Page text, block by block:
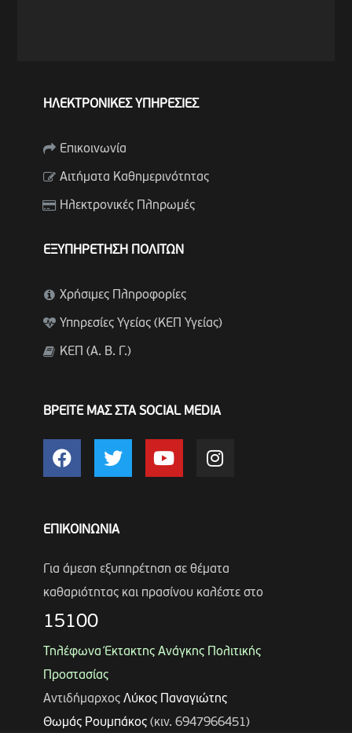
ΗΛΕΚΤΡΟΝΙΚΕΣ ΥΠΗΡΕΣΙΕΣ
Επικοινωνία
Αιτήματα Καθημερινότητας
Ηλεκτρονικές Πληρωμές
ΕΞΥΠΗΡΕΤΗΣΗ ΠΟΛΙΤΩΝ
Χρήσιμες Πληροφορίες
Υπηρεσίες Υγείας (ΚΕΠ Υγείας)
ΚΕΠ (Α. Β. Γ.)
ΒΡΕΙΤΕ ΜΑΣ ΣΤΑ SOCIAL MEDIA
ΕΠΙΚΟΙΝΩΝΙΑ
Για άμεση εξυπηρέτηση σε θέματα
καθαριότητας και πρασίνου καλέστε στο
15100
Τηλέφωνα Έκτακτης Ανάγκης Πολιτικής
Προστασίας
Αντιδήμαρχος Λύκος Παναγιώτης
Θωμάς Ρουμπάκος(κιν. 6947966451)